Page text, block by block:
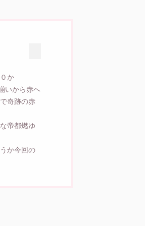
か
いから赤へ
奇跡の赤
帝都燃ゆ
か今回の